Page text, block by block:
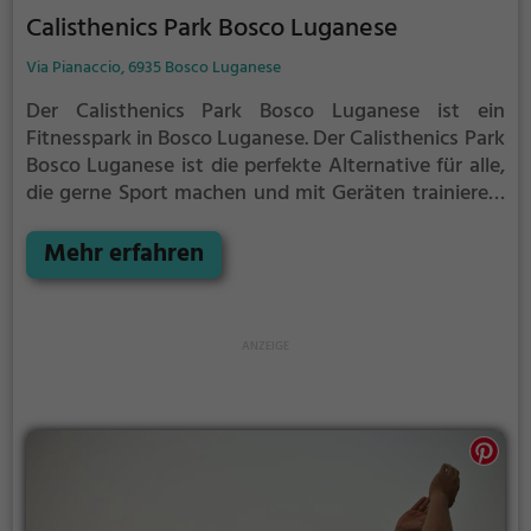
Calisthenics Park Bosco Luganese
Via Pianaccio, 6935 Bosco Luganese
Der Calisthenics Park Bosco Luganese ist ein
Fitnesspark in Bosco Luganese.Der Calisthenics Park
Bosco Luganese ist die perfekte Alternative für alle,
die gerne Sport machen und mit Geräten trainieren,
haben.
Mehr erfahren